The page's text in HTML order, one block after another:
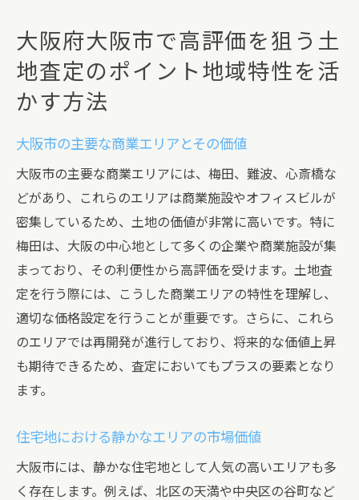
歴史的背景と文化施設の価値評価
地域の安全性がもたらす査定評価の向上
大阪府大阪市の土地査定地域特性を理解し高評
大阪市内のエリアごとの特性と市場動向
地域特性を理解するための調査方法
地域毎の需要と供給のバランス
地域の将来性とそれが査定に与える影響
地域特性を活かした査定事例
地域特性を最大限に活かした大阪府大阪市の土
地査定方法
大阪市の土地査定に欠かせないポイント
エリアごとの土地利用の現状と将来展望
地域特性が評価に与える具体的な影響
大阪府大阪市で高評価を狙う土
地査定のポイント地域特性を活
かす方法
大阪市の主要な商業エリアとその価値
大阪市の主要な商業エリアには、梅田、難波、心斎橋な
どがあり、これらのエリアは商業施設やオフィスビルが
密集しているため、土地の価値が非常に高いです。特に
梅田は、大阪の中心地として多くの企業や商業施設が集
まっており、その利便性から高評価を受けます。土地査
定を行う際には、こうした商業エリアの特性を理解し、
適切な価格設定を行うことが重要です。さらに、これら
のエリアでは再開発が進行しており、将来的な価値上昇
も期待できるため、査定においてもプラスの要素となり
ます。
住宅地における静かなエリアの市場価値
大阪市には、静かな住宅地として人気の高いエリアも多
く存在します。例えば、北区の天満や中央区の谷町など